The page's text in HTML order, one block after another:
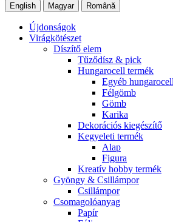
Újdonságok
Virágkötészet
Díszítő elem
Tűződísz & pick
Hungarocell termék
Egyéb
Félgömb
Gömb
Karika
Dekorációs kiegészítő
Kegyeleti termék
Alap
Figura
Kreatív hobby termék
Gyöngy & Csillámpor
Csillámpor
Csomagolóanyag
Papír